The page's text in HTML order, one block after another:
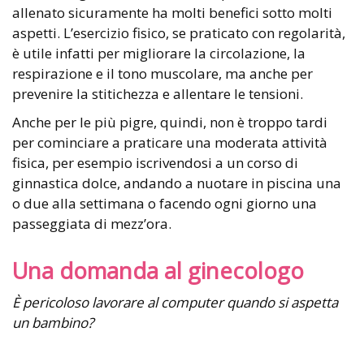
allenato sicuramente ha molti benefici sotto molti
aspetti. L’esercizio fisico, se praticato con regolarità,
è utile infatti per migliorare la circolazione, la
respirazione e il tono muscolare, ma anche per
prevenire la stitichezza e allentare le tensioni.
Anche per le più pigre, quindi, non è troppo tardi
per cominciare a praticare una moderata attività
fisica, per esempio iscrivendosi a un corso di
ginnastica dolce, andando a nuotare in piscina una
o due alla settimana o facendo ogni giorno una
passeggiata di mezz’ora.
Una domanda al ginecologo
È pericoloso lavorare al computer quando si aspetta
un bambino?